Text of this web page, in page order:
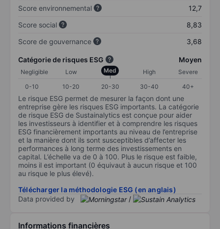
Score environnemental
12,7
Score social
8,83
Score de gouvernance
3,68
Catégorie de risques ESG Moyen
Negligible Low Med High
Severe
0-10
10-20 20-30 30-40 40+
Le risque ESG permet de mesurer la façon dont une
entreprise gère les risques ESG importants. La catégorie
de risque ESG de Sustainalytics est conçue pour aider
les investisseurs à identifier et à comprendre les risques
ESG financièrement importants au niveau de l’entreprise
et la manière dont ils sont susceptibles d’affecter les
performances à long terme des investissements en
capital. L’échelle va de 0 à 100. Plus le risque est faible,
moins il est important (0 équivaut à aucun risque et 100
au risque le plus élevé).
Télécharger la méthodologie ESG (en anglais)
Data provided by
/
Informations financières